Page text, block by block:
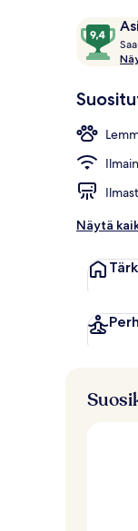
9,4
10,
Näytä